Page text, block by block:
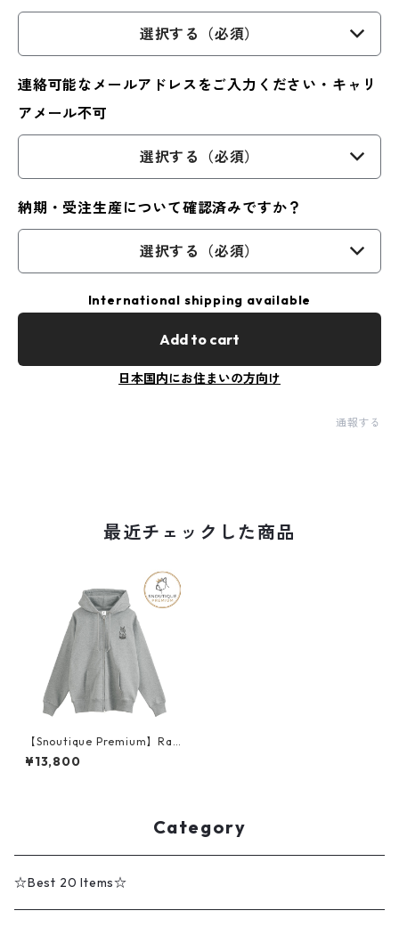
選択する（必須）
連絡可能なメールアドレスをご入力ください・キャリ
アメール不可
選択する（必須）
納期・受注生産について確認済みですか？
選択する（必須）
International shipping available
Add to cart
日本国内にお住まいの方向け
通報する
最近チェックした商品
【Snoutique Premium】Rak
ugaki 刺繍 プレミアム ジップ
パイルパーカー pr0258
¥13,800
Category
☆Best 20 Items☆